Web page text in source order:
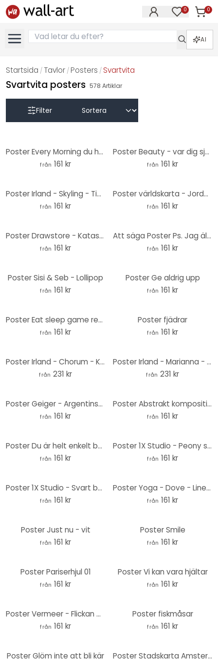
0 0
AI
Startsida / Tavlor / Posters / Svartvita
Svartvita posters 578 Artiklar
Filter
Poster Every Morning du har två val
från 161 kr
Poster Beauty - var dig själv
från 161 kr
Poster Irland - Skyling - Tid för dig själv
från 161 kr
Poster världskarta - Jorden runt
från 161 kr
Poster Drawstore - Katastrof Pin Up Växter
från 161 kr
Att säga Poster Ps. Jag älskar dig
från 161 kr
Poster Sisi & Seb - Lollipop
från 161 kr
Poster Ge aldrig upp
från 161 kr
Poster Eat sleep game repeat - Glitch effekt
från 161 kr
Poster fjädrar
från 161 kr
Poster Irland - Chorum - Kolibri - Rund
från 231 kr
Poster Irland - Marianna - Hibiskusblommor - Rund
från 231 kr
Poster Geiger - Argentinska fans på fotbollsstadion
från 161 kr
Poster Abstrakt komposition i guld och grått - Shelest
från 161 kr
Poster Du är helt enkelt bäst
från 161 kr
Poster 1X Studio - Peony svartvit
från 161 kr
Poster 1X Studio - Svart båge
från 161 kr
Poster Yoga - Dove - Line Art
från 161 kr
Poster Just nu - vit
från 161 kr
Poster Smile
från 161 kr
Poster Pariserhjul 01
från 161 kr
Poster Vi kan vara hjältar
från 161 kr
Poster Vermeer - Flickan med pärlörhänget
från 161 kr
Poster fiskmåsar
från 161 kr
Poster Glöm inte att bli kär Poster Stadskarta Amsterdam - Rund